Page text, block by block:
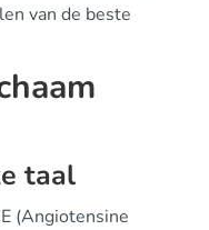
van de beste
taal
(Angiotensine